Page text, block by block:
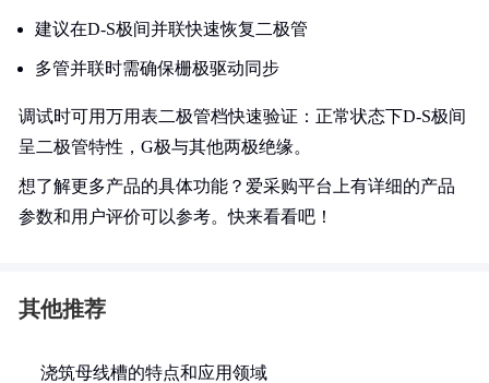
建议在D-S极间并联快速恢复二极管
多管并联时需确保栅极驱动同步
调试时可用万用表二极管档快速验证：正常状态下D-S极间
呈二极管特性，G极与其他两极绝缘。
想了解更多产品的具体功能？爱采购平台上有详细的产品
参数和用户评价可以参考。快来看看吧！
其他推荐
浇筑母线槽的特点和应用领域